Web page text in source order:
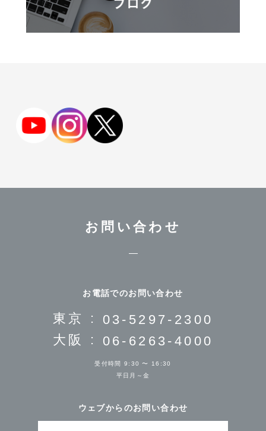
お問い合わせ
お電話でのお問い合わせ
東京 : 03-5297-2300
大阪 : 06-6263-4000
受付時間 9:30 〜 16:30
平日月～金
ウェブからのお問い合わせ